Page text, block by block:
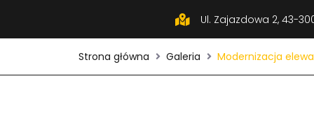
Ul. Zajazdowa 2, 43-
Strona główna Galeria Modernizacja